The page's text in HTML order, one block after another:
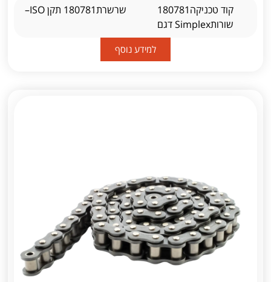
קוד טכניקה180781
שורותSimplex דגם
שרשרת180781 תקן ISO–
למידע נוסף